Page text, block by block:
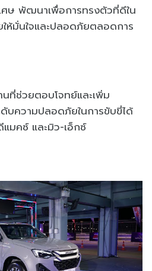
ศษ พัฒนาเพื่อการทรงตัวที่ดีใน
ห้มั่นใจและปลอดภัยตลอดการ
นที่ช่วยตอบโจทย์และเพิ่ม
บความปลอดภัยในการขับขี่ได้
มคซ์ และมิว-เอ็กซ์